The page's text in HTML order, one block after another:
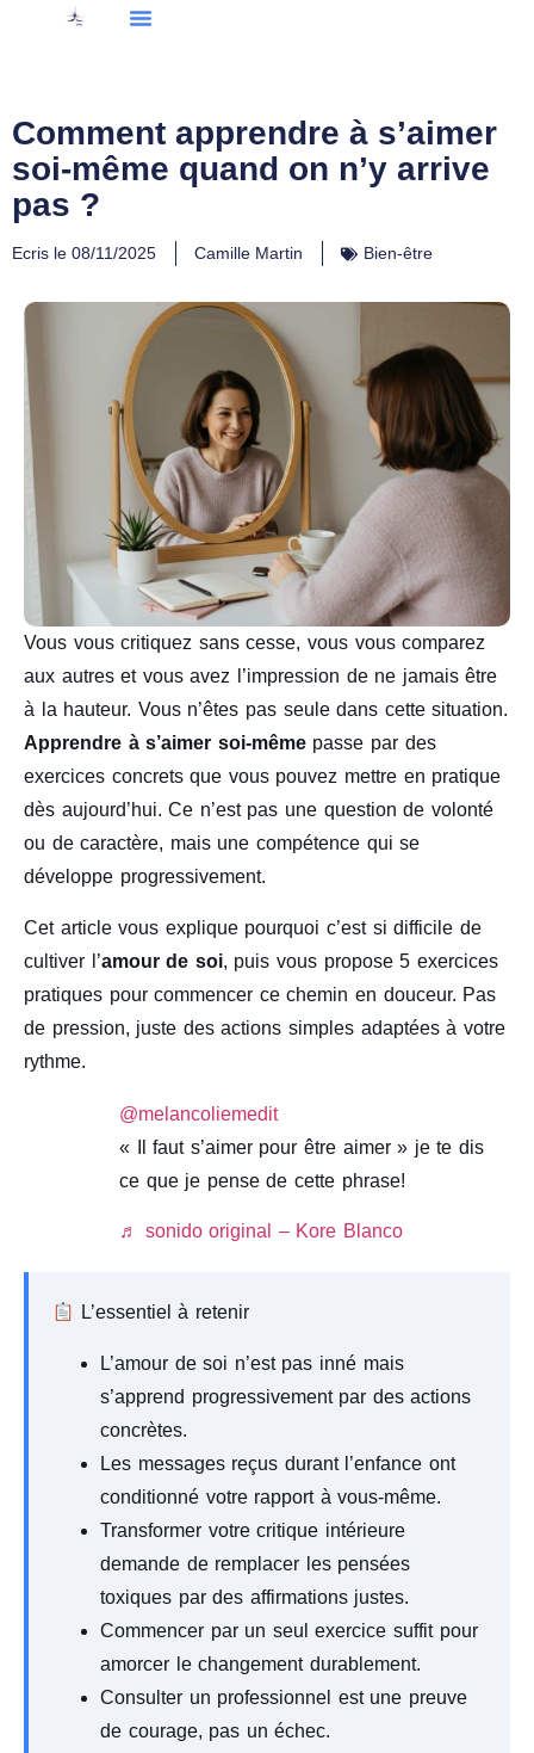
Comment apprendre à s’aimer
soi-même quand on n’y arrive
pas ?
Ecris le 08/11/2025 Camille Martin Bien-être
Vous vous critiquez sans cesse, vous vous comparez
aux autres et vous avez l’impression de ne jamais être
à la hauteur. Vous n’êtes pas seule dans cette situation.
Apprendre à s’aimer soi-mêmepasse par des
exercices concrets que vous pouvez mettre en pratique
dès aujourd’hui. Ce n’est pas une question de volonté
ou de caractère, mais une compétence qui se
développe progressivement.
Cet article vous explique pourquoi c’est si difficile de
cultiver l’amour de soi, puis vous propose 5 exercices
pratiques pour commencer ce chemin en douceur. Pas
de pression, juste des actions simples adaptées à votre
rythme.
@melancoliemedit
« Il faut s’aimer pour être aimer » je te dis
ce que je pense de cette phrase!
♬ sonido original – Kore Blanco
L’essentiel à retenir
L’amour de soi n’est pas inné mais
s’apprend progressivement par des actions
concrètes.
Les messages reçus durant l’enfance ont
conditionné votre rapport à vous-même.
Transformer votre critique intérieure
demande de remplacer les pensées
toxiques par des affirmations justes.
Commencer par un seul exercice suffit pour
amorcer le changement durablement.
Consulter un professionnel est une preuve
de courage, pas un échec.